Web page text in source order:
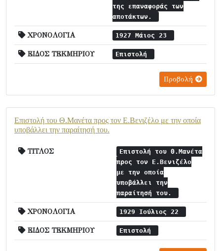
της επαναφοράς των
αποτάκτων.
ΧΡΟΝΟΛΟΓΙΑ 1927 Μάιος 23
ΕΙΔΟΣ ΤΕΚΜΗΡΙΟΥ Επιστολή
Προβολή
Επιστολή του Θ.Μανέτα προς τον Ε.Βενιζέλο με την οποία
υποβάλλει την παραίτησή του.
ΤΙΤΛΟΣ
Επιστολή του Θ.Μανέτα
προς τον Ε.Βενιζέλο
με την οποία
υποβάλλει την
παραίτησή του.
ΧΡΟΝΟΛΟΓΙΑ 1929 Ιούλιος 22
ΕΙΔΟΣ ΤΕΚΜΗΡΙΟΥ Επιστολή